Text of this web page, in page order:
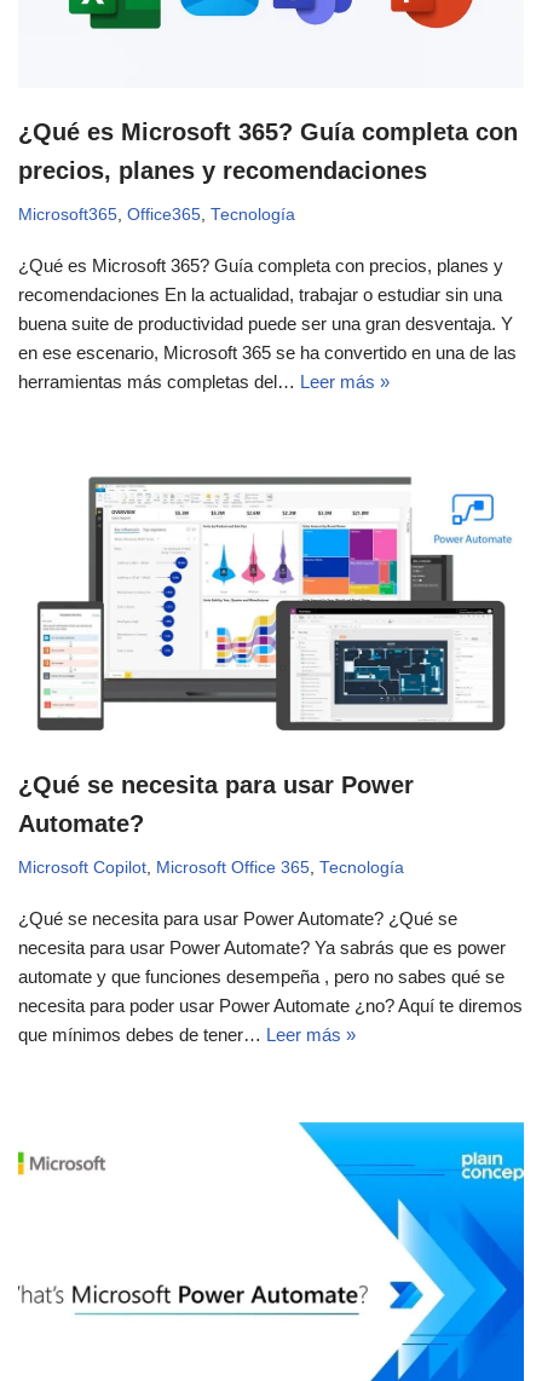
¿Qué es Microsoft 365? Guía completa con
precios, planes y recomendaciones
Microsoft365 Office365 Tecnología
¿Qué es Microsoft 365? Guía completa con precios, planes y
recomendaciones En la actualidad, trabajar o estudiar sin una
buena suite de productividad puede ser una gran desventaja. Y
en ese escenario, Microsoft 365 se ha convertido en una de las
herramientas más completas del… Leer más »
¿Qué se necesita para usar Power
Automate?
Microsoft Copilot Microsoft Office 365 Tecnología
¿Qué se necesita para usar Power Automate? ¿Qué se
necesita para usar Power Automate? Ya sabrás que es power
automate y que funciones desempeña , pero no sabes qué se
necesita para poder usar Power Automate ¿no? Aquí te diremos
que mínimos debes de tener… Leer más »